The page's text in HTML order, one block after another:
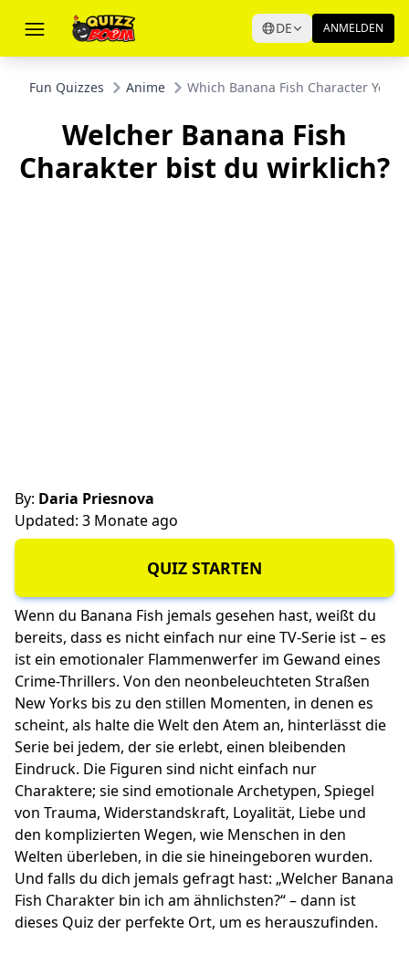
DE ANMELDEN
Fun Quizzes Anime Which Banana Fish Character You
Welcher Banana Fish
Charakter bist du wirklich?
By: Daria Priesnova
Updated: 3 Monate ago
QUIZ STARTEN
Wenn du Banana Fish jemals gesehen hast, weißt du
bereits, dass es nicht einfach nur eine TV-Serie ist – es
ist ein emotionaler Flammenwerfer im Gewand eines
Crime-Thrillers. Von den neonbeleuchteten Straßen
New Yorks bis zu den stillen Momenten, in denen es
scheint, als halte die Welt den Atem an, hinterlässt die
Serie bei jedem, der sie erlebt, einen bleibenden
Eindruck. Die Figuren sind nicht einfach nur
Charaktere; sie sind emotionale Archetypen, Spiegel
von Trauma, Widerstandskraft, Loyalität, Liebe und
den komplizierten Wegen, wie Menschen in den
Welten überleben, in die sie hineingeboren wurden.
Und falls du dich jemals gefragt hast: „Welcher Banana
Fish Charakter bin ich am ähnlichsten?“ – dann ist
dieses Quiz der perfekte Ort, um es herauszufinden.